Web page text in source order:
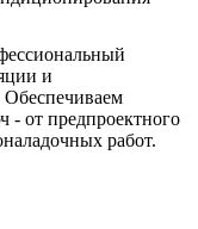
и
- от предпроектного
работ.